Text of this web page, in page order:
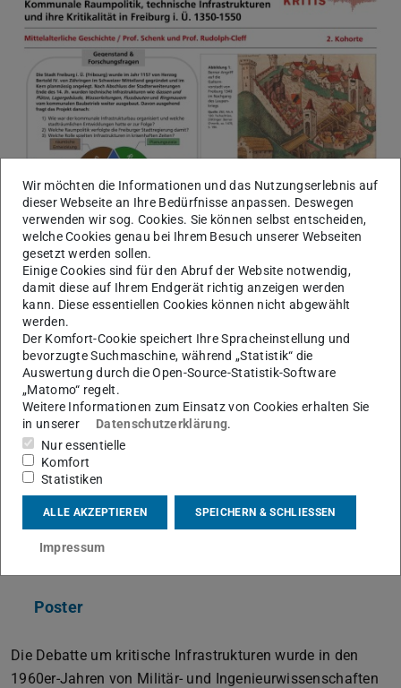
Kommunale Raumpolitik, technische
Infrastrukturen und ihre Kritikalität in Freiburg i. Ü.
1350-1550 (Arbeitstitel)
Poster
Die Debatte um kritische Infrastrukturen wurde in den
1960er-Jahren von Militär- und Ingenieurwissenschaften
Wir möchten die Informationen und das Nutzungserlebnis auf
dieser Webseite an Ihre Bedürfnisse anpassen. Deswegen
verwenden wir sog. Cookies. Sie können selbst entscheiden,
welche Cookies genau bei Ihrem Besuch unserer Webseiten
gesetzt werden sollen.
Einige Cookies sind für den Abruf der Website notwendig,
damit diese auf Ihrem Endgerät richtig anzeigen werden
kann. Diese essentiellen Cookies können nicht abgewählt
werden.
Der Komfort-Cookie speichert Ihre Spracheinstellung und
bevorzugte Suchmaschine, während „Statistik“ die
Auswertung durch die Open-Source-Statistik-Software
„Matomo“ regelt.
Weitere Informationen zum Einsatz von Cookies erhalten Sie
in unserer
Datenschutzerklärung.
Nur essentielle
Komfort
Statistiken
ALLE AKZEPTIEREN SPEICHERN & SCHLIESSEN
Impressum